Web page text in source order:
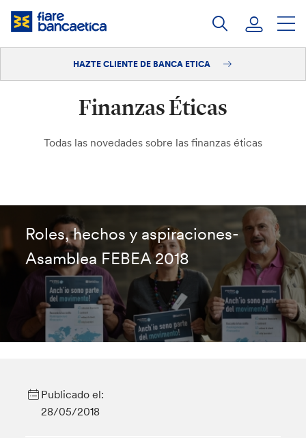
Saltar
HAZTE CLIENTE DE BANCA ETICA
Finanzas Éticas
Todas las novedades sobre las finanzas éticas
Roles, hechos y aspiraciones-
Asamblea FEBEA 2018
Publicado el:
28/05/2018